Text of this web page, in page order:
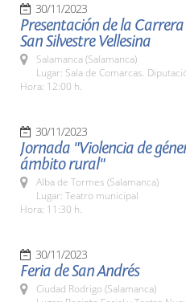
30/11/2023
Presentación de la
San Silvestre Vellesina
Salamanca (Salamanca)
Lugar: Sala de Comarcas.
Hora: 12:00 h.
30/11/2023
Jornada "Violencia de
ámbito rural"
Alba de Tormes (Salamanca)
Lugar: Teatro municipal
Hora: 11:30 h.
30/11/2023
Feria de San Andrés
Ciudad Rodrigo (Salamanca)